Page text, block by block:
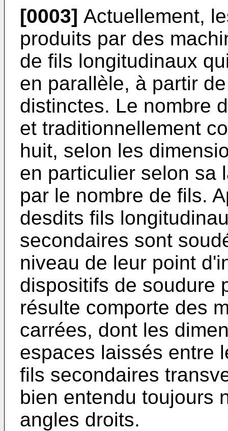
[0003] Actuellement,
produits par des
de fils longitudinaux
en parallèle, à partir
distinctes. Le nombre
et traditionnellement
huit, selon les
en particulier selon sa
par le nombre de fils.
desdits fils
secondaires sont
niveau de leur point
dispositifs de soudure
résulte comporte des
carrées, dont les
espaces laissés entre
fils secondaires
bien entendu toujours
angles droits.